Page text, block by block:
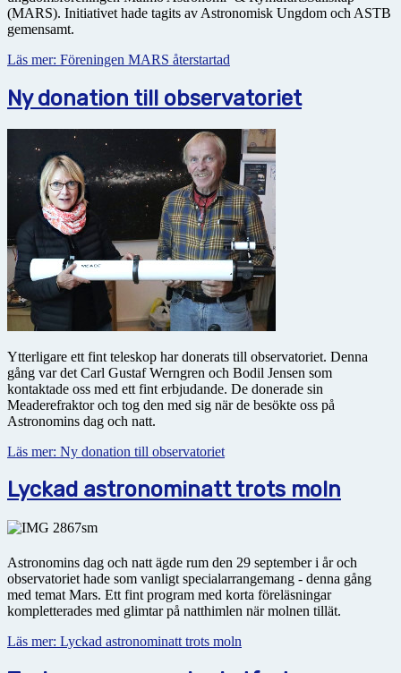
(MARS). Initiativet hade tagits av Astronomisk Ungdom och ASTB
gemensamt.
Läs mer: Föreningen MARS återstartad
Ny donation till observatoriet
Ytterligare ett fint teleskop har donerats till observatoriet. Denna
gång var det Carl Gustaf Werngren och Bodil Jensen som
kontaktade oss med ett fint erbjudande. De donerade sin
Meaderefraktor och tog den med sig när de besökte oss på
Astronomins dag och natt.
Läs mer: Ny donation till observatoriet
Lyckad astronominatt trots moln
Astronomins dag och natt ägde rum den 29 september i år och
observatoriet hade som vanligt specialarrangemang - denna gång
med temat Mars. Ett fint program med korta föreläsningar
kompletterades med glimtar på natthimlen när molnen tillät.
Läs mer: Lyckad astronominatt trots moln